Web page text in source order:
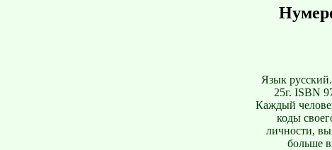
Язык
25г. ISBN
Каждый
коды
личности,
больше